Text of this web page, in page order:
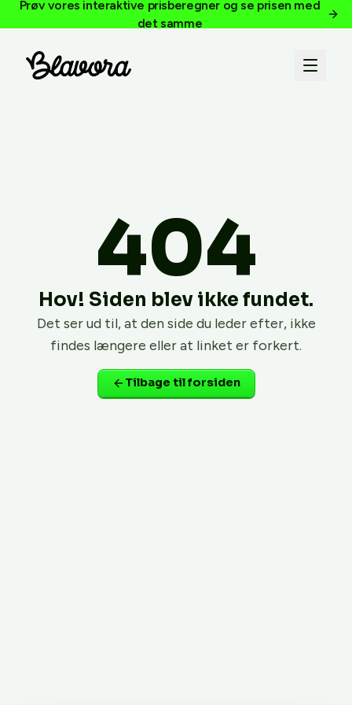
Prøv vores interaktive prisberegner og se prisen med
det samme
404
Hov! Siden blev ikke fundet.
Det ser ud til, at den side du leder efter, ikke
findes længere eller at linket er forkert.
Tilbage til forsiden